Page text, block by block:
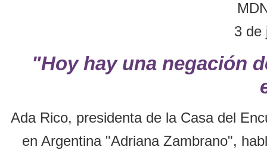
3 de
"Hoy hay una negación
Ada Rico, presidenta de la Casa del
en Argentina "Adriana Zambrano",